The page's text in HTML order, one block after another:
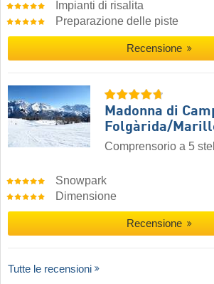
Impianti di risalita
Preparazione delle piste
Recensione
Madonna di
Folgàrida/​
Comprensorio a 5
Snowpark
Dimensione
Recensione
Tutte le recensioni